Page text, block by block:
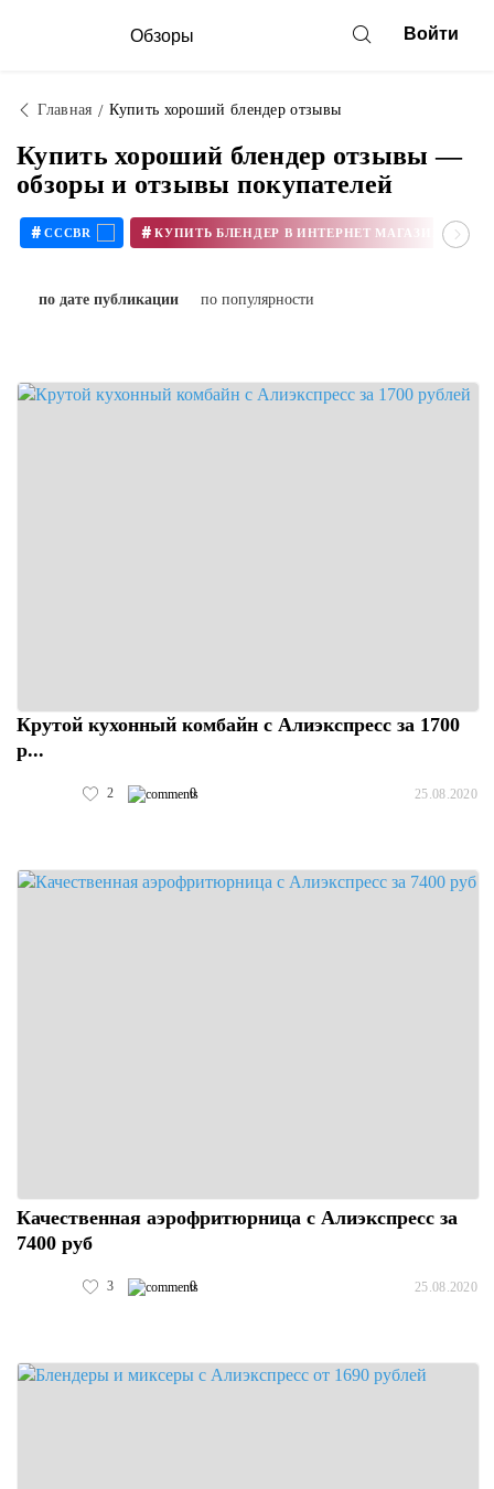
Обзоры Войти
Главная Купить хороший блендер отзывы
Купить хороший блендер отзывы —
обзоры и отзывы покупателей
# CCCBR #
по дате публикации по популярности
Крутой кухонный комбайн с Алиэкспресс за 1700
р...
2 0 25.08.2020
Качественная аэрофритюрница с Алиэкспресс за
7400 руб
3 0 25.08.2020